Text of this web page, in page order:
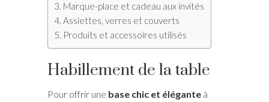
Marque-place et cadeau aux invités
Assiettes, verres et couverts
Produits et accessoires utilisés
Habillement de la table
Pour offrir une base chic et élégante à